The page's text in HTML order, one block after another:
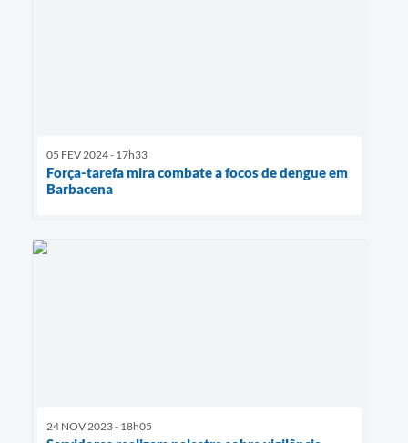
05 FEV 2024 - 17h33
Força-tarefa mira combate a focos de dengue em
Barbacena
24 NOV 2023 - 18h05